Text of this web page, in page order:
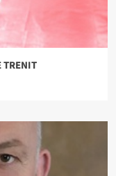
TRENIT